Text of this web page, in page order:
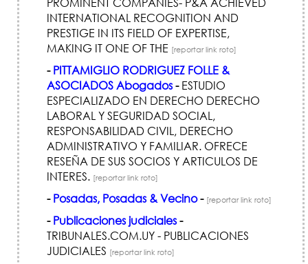
INTERNATIONAL RECOGNITION AND
PRESTIGE IN ITS FIELD OF EXPERTISE,
MAKING IT ONE OF THE [reportar link roto]
- PITTAMIGLIO RODRIGUEZ FOLLE &
ASOCIADOS Abogados-ESTUDIO
ESPECIALIZADO EN DERECHO DERECHO
LABORAL Y SEGURIDAD SOCIAL,
RESPONSABILIDAD CIVIL, DERECHO
ADMINISTRATIVO Y FAMILIAR. OFRECE
RESEÑA DE SUS SOCIOS Y ARTICULOS DE
INTERES. [reportar link roto]
- Posadas, Posadas & Vecino- [reportar link roto]
- Publicaciones judiciales-
TRIBUNALES.COM.UY - PUBLICACIONES
JUDICIALES [reportar link roto]